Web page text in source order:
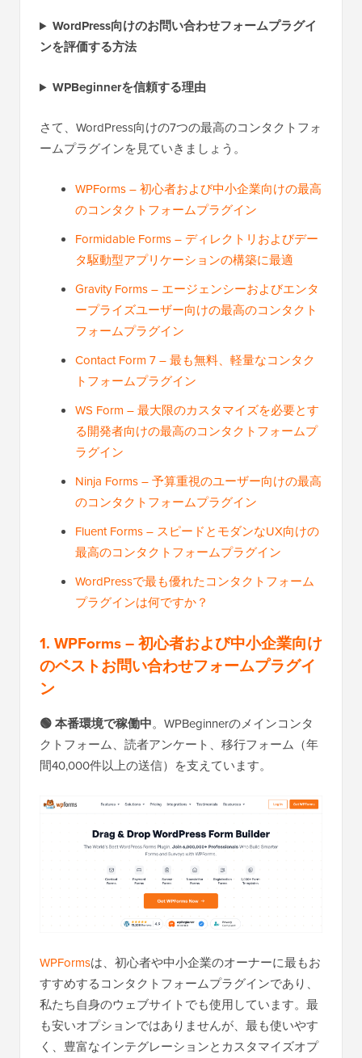
WordPress向けのお問い合わせフォームプラグイ
ンを評価する方法
WPBeginnerを信頼する理由
さて、WordPress向けの7つの最高のコンタクトフォ
ームプラグインを見ていきましょう。
WPForms – 初心者および中小企業向けの最高
のコンタクトフォームプラグイン
Formidable Forms – ディレクトリおよびデー
タ駆動型アプリケーションの構築に最適
Gravity Forms – エージェンシーおよびエンタ
ープライズユーザー向けの最高のコンタクト
フォームプラグイン
Contact Form 7 – 最も無料、軽量なコンタク
トフォームプラグイン
WS Form – 最大限のカスタマイズを必要とす
る開発者向けの最高のコンタクトフォームプ
ラグイン
Ninja Forms – 予算重視のユーザー向けの最高
のコンタクトフォームプラグイン
Fluent Forms – スピードとモダンなUX向けの
最高のコンタクトフォームプラグイン
WordPressで最も優れたコンタクトフォーム
プラグインは何ですか？
1. WPForms – 初心者および中小企業向け
のベストお問い合わせフォームプラグイ
ン
🟢 本番環境で稼働中。WPBeginnerのメインコンタ
クトフォーム、読者アンケート、移行フォーム（年
間40,000件以上の送信）を支えています。
WPFormsは、初心者や中小企業のオーナーに最もお
すすめするコンタクトフォームプラグインであり、
私たち自身のウェブサイトでも使用しています。最
も安いオプションではありませんが、最も使いやす
く、豊富なインテグレーションとカスタマイズオプ